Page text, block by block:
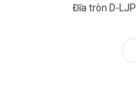
Đĩa tròn D-